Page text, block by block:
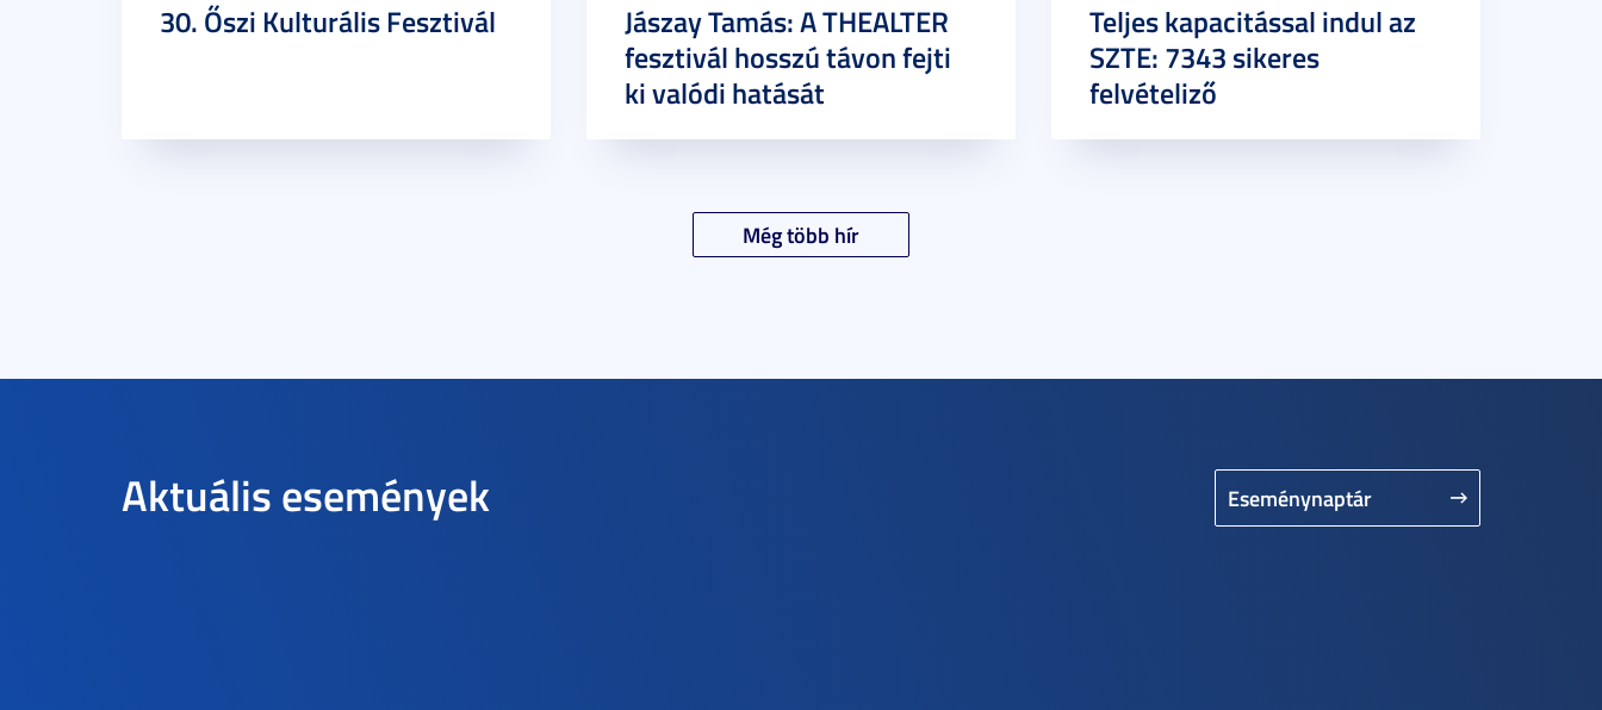
30. Őszi Kulturális Fesztivál
Jászay Tamás: A THEALTER
fesztivál hosszú távon fejti
ki valódi hatását
Teljes kapacitással indul az
SZTE: 7343 sikeres
felvételiző
Még több hír
Aktuális események Eseménynaptár